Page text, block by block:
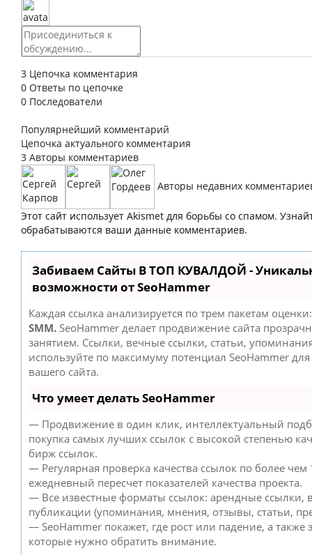
3 Цепочка комментария
0 Ответы по цепочке
0 Последователи
Популярнейший комментарий
Цепочка актуального комментария
3 Авторы комментариев
Авторы недавних
Этот сайт использует Akismet для борьбы со спамом.
обрабатываются ваши данные комментариев.
Забиваем Сайты В ТОП КУВАЛДОЙ -
возможности от SeoHammer
Каждая ссылка анализируется по трем пакетам
SMM. SeoHammer делает продвижение сайта
занятием. Ссылки, вечные ссылки, статьи,
используйте по максимуму потенциал SeoHammer
вашего сайта.
Что умеет делать SeoHammer
— Продвижение в один клик, интеллектуальный
покупка самых лучших ссылок с высокой степенью
бирж ссылок.
— Регулярная проверка качества ссылок по более чем
ежедневный пересчет показателей качества проекта.
— Все известные форматы ссылок: арендные ссылки,
публикации (упоминания, мнения, отзывы, статьи,
— SeoHammer покажет, где рост или падение, а также
которые нужно обратить внимание.